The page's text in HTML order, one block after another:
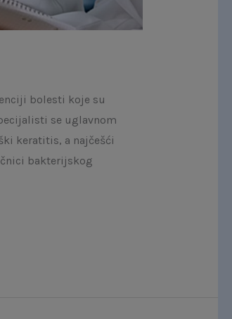
bolesti koje su
se uglavnom
keratitis, a najčešći
bakterijskog